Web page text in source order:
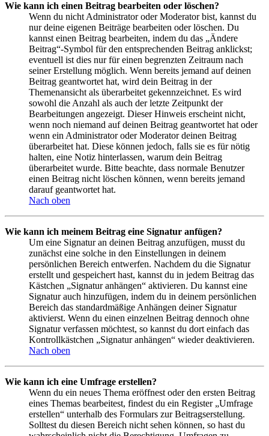
Wie kann ich einen Beitrag bearbeiten oder löschen?
Wenn du nicht Administrator oder Moderator bist, kannst du
nur deine eigenen Beiträge bearbeiten oder löschen. Du
kannst einen Beitrag bearbeiten, indem du das „Ändere
Beitrag“-Symbol für den entsprechenden Beitrag anklickst;
eventuell ist dies nur für einen begrenzten Zeitraum nach
seiner Erstellung möglich. Wenn bereits jemand auf deinen
Beitrag geantwortet hat, wird dein Beitrag in der
Themenansicht als überarbeitet gekennzeichnet. Es wird
sowohl die Anzahl als auch der letzte Zeitpunkt der
Bearbeitungen angezeigt. Dieser Hinweis erscheint nicht,
wenn noch niemand auf deinen Beitrag geantwortet hat oder
wenn ein Administrator oder Moderator deinen Beitrag
überarbeitet hat. Diese können jedoch, falls sie es für nötig
halten, eine Notiz hinterlassen, warum dein Beitrag
überarbeitet wurde. Bitte beachte, dass normale Benutzer
einen Beitrag nicht löschen können, wenn bereits jemand
darauf geantwortet hat.
Nach oben
Wie kann ich meinem Beitrag eine Signatur anfügen?
Um eine Signatur an deinen Beitrag anzufügen, musst du
zunächst eine solche in den Einstellungen in deinem
persönlichen Bereich entwerfen. Nachdem du die Signatur
erstellt und gespeichert hast, kannst du in jedem Beitrag das
Kästchen „Signatur anhängen“ aktivieren. Du kannst eine
Signatur auch hinzufügen, indem du in deinem persönlichen
Bereich das standardmäßige Anhängen deiner Signatur
aktivierst. Wenn du einen einzelnen Beitrag dennoch ohne
Signatur verfassen möchtest, so kannst du dort einfach das
Kontrollkästchen „Signatur anhängen“ wieder deaktivieren.
Nach oben
Wie kann ich eine Umfrage erstellen?
Wenn du ein neues Thema eröffnest oder den ersten Beitrag
eines Themas bearbeitest, findest du ein Register „Umfrage
erstellen“ unterhalb des Formulars zur Beitragserstellung.
Solltest du diesen Bereich nicht sehen können, so hast du